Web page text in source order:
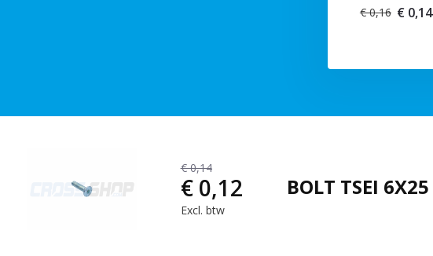
€ 0,16 € 0,14
€ 0,14
€ 0,12
Excl. btw
BOLT TSEI 6X25